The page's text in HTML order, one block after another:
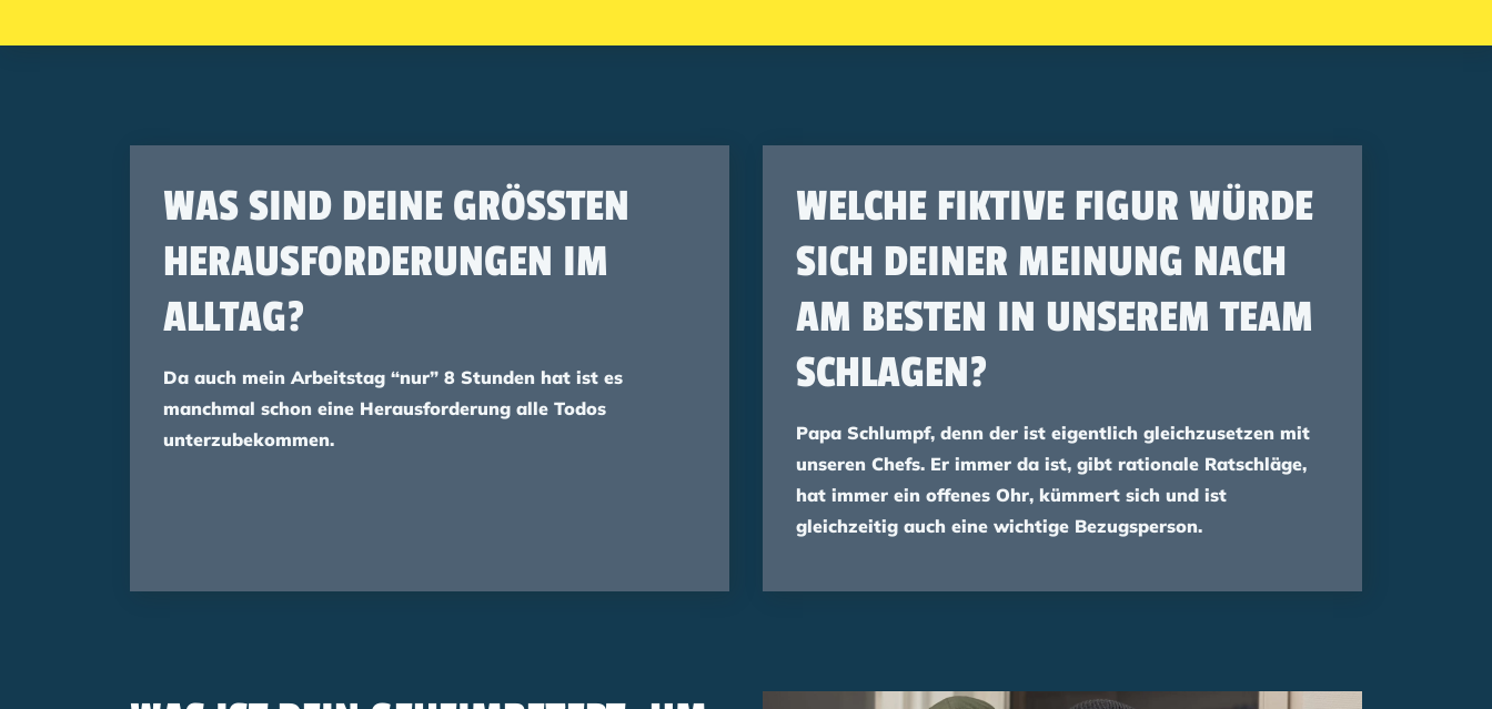
WAS SIND DEINE GRÖSSTEN H
ERAUSFORDERUNGEN IM A
LLTAG?
Da auch mein Arbeitstag “nur” 8 Stunden hat ist es
manchmal schon eine Herausforderung alle Todos
unterzubekommen.
WELCHE FIKTIVE FIGUR WÜRDE
SICH DEINER MEINUNG NACH
AM BESTEN IN UNSEREM TEAM
SCHLAGEN?
Papa Schlumpf, denn der ist eigentlich gleichzusetzen mit
unseren Chefs. Er immer da ist, gibt rationale Ratschläge,
hat immer ein offenes Ohr, kümmert sich und ist
gleichzeitig auch eine wichtige Bezugsperson.